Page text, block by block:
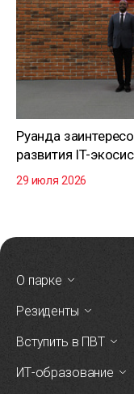
Руанда
развития IT-
29 июля 2026
О парке
Резиденты
Вступить в ПВТ
ИТ-образование